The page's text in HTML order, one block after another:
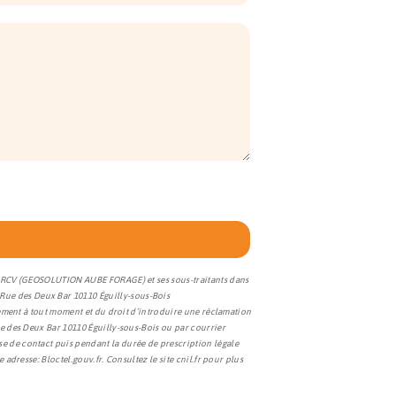
AUBE FORAGE) et ses sous-traitants dans
des Deux Bar 10110 Éguilly-sous-Bois
à tout moment et du droit d’introduire une réclamation
des Deux Bar 10110 Éguilly-sous-Bois ou par courrier
de contact puis pendant la durée de prescription légale
adresse:Bloctel.gouv.fr. Consultez le site cnil.fr pour plus